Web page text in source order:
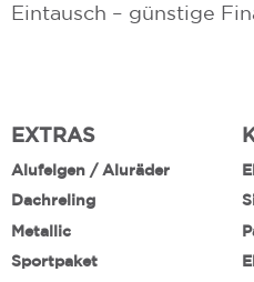
Eintausch – günstige
EXTRAS
Alufelgen / Aluräder
Dachreling
Metallic
Sportpaket